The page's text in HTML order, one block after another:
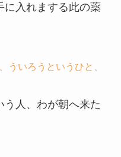
に入れまする此の薬
いろうというひと、
人、わが朝へ来た